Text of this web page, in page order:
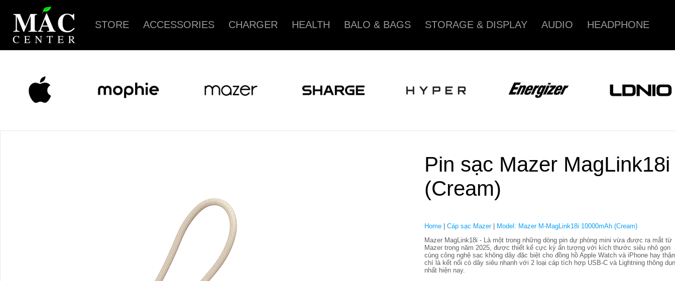
STORE ACCESSORIES CHARGER HEALTH BALO & BAGS STORAGE & DISPLAY AUDIO HEADPHONE
Pin sạc Mazer MagLink18i
(Cream)
Home Cáp sạc Mazer|
Model: Mazer M-MagLink18i 10000mAh (Cream)
Mazer MagLink18i - Là một trong những dòng pin dự phòng mini vừa được ra mắt từ
Mazer trong năm 2025, được thiết kế cực kỳ ấn tượng với kích thước siêu nhỏ gọn
cùng công nghệ sạc không dây đặc biệt cho đồng hồ Apple Watch và iPhone hay
chí là kết nối có dây siêu nhanh với 2 loại cáp tích hợp USB-C và Lightning thông
nhất hiện nay.